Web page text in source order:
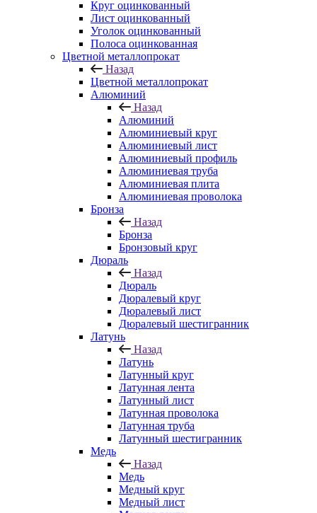
Круг оцинкованный
Лист оцинкованный
Уголок оцинкованный
Полоса оцинкованная
Цветной металлопрокат
Назад
Цветной металлопрокат
Алюминий
Назад
Алюминий
Алюминиевый круг
Алюминиевый лист
Алюминиевый профиль
Алюминиевая труба
Алюминиевая плита
Алюминиевая проволока
Бронза
Назад
Бронза
Бронзовый круг
Дюраль
Назад
Дюраль
Дюралевый круг
Дюралевый лист
Дюралевый шестигранник
Латунь
Назад
Латунь
Латунный круг
Латунная лента
Латунный лист
Латунная проволока
Латунная труба
Латунный шестигранник
Медь
Назад
Медь
Медный круг
Медный лист